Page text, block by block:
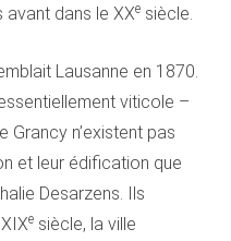
dans le XXe siècle.
Lausanne en 1870.
viticole –
Grancy n’existent pas
et leur édification que
Desarzens. Ils
e siècle, la ville